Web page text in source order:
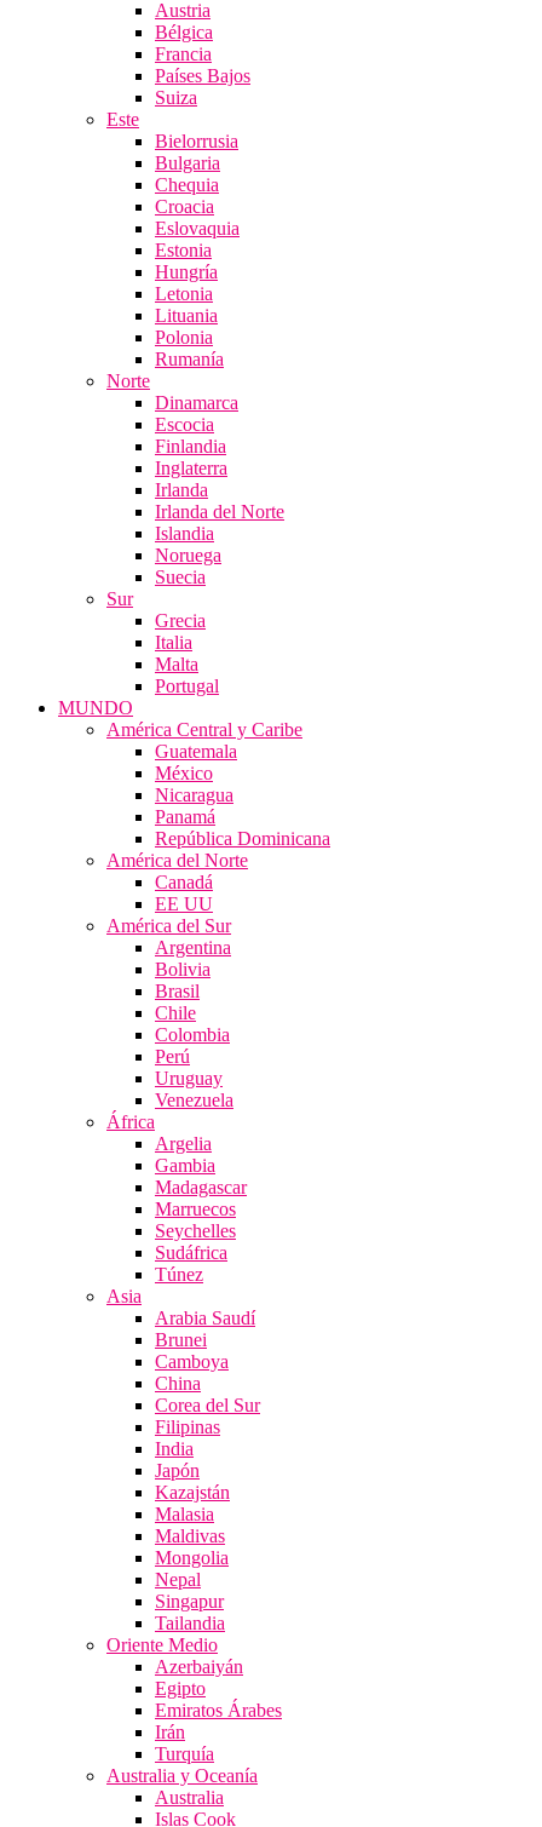
Austria
Bélgica
Francia
Países Bajos
Suiza
Este
Bielorrusia
Bulgaria
Chequia
Croacia
Eslovaquia
Estonia
Hungría
Letonia
Lituania
Polonia
Rumanía
Norte
Dinamarca
Escocia
Finlandia
Inglaterra
Irlanda
Irlanda del Norte
Islandia
Noruega
Suecia
Sur
Grecia
Italia
Malta
Portugal
MUNDO
América Central y Caribe
Guatemala
México
Nicaragua
Panamá
República Dominicana
América del Norte
Canadá
EE UU
América del Sur
Argentina
Bolivia
Brasil
Chile
Colombia
Perú
Uruguay
Venezuela
África
Argelia
Gambia
Madagascar
Marruecos
Seychelles
Sudáfrica
Túnez
Asia
Arabia Saudí
Brunei
Camboya
China
Corea del Sur
Filipinas
India
Japón
Kazajstán
Malasia
Maldivas
Mongolia
Nepal
Singapur
Tailandia
Oriente Medio
Azerbaiyán
Egipto
Emiratos Árabes
Irán
Turquía
Australia y Oceanía
Australia
Islas Cook